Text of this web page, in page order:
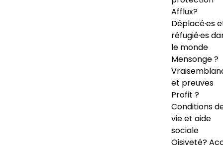
Afflux?
Déplacé·es
réfugié·es
le monde
Mensonge ?
et preuves
Profit ?
Conditions
vie et aide
sociale
Oisiveté?